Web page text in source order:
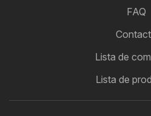
FAQ
Lista de
Lista de